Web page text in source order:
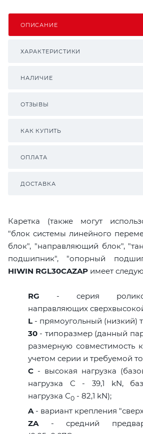
ОПИСАНИЕ
ХАРАКТЕРИСТИКИ
НАЛИЧИЕ
ОТЗЫВЫ
КАК КУПИТЬ
ОПЛАТА
ДОСТАВКА
Каретка (также могут
"блок системы линейного
блок", "направляющий блок",
подшипник", "опорный
HIWIN RGL30CAZAP имеет
RG - серия
направляющих
L - прямоугольный (низкий)
30 - типоразмер (данный
размерную совместимость
учетом серии и требуемой
C - высокая нагрузка
нагрузка C - 39,1 kN,
нагрузка С0 - 82,1 kN);
A- вариант крепления
ZA- средний